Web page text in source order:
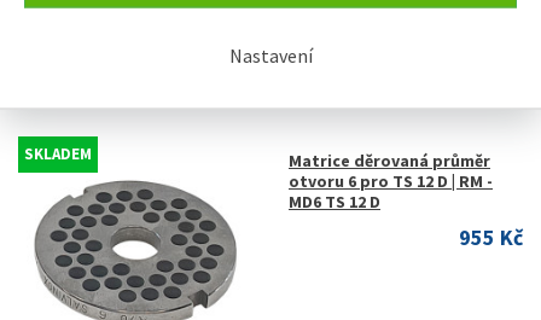
Nastavení
SKLADEM
Matrice děrovaná průměr
otvoru 6 pro TS 12 D | RM -
MD6 TS 12 D
955 Kč